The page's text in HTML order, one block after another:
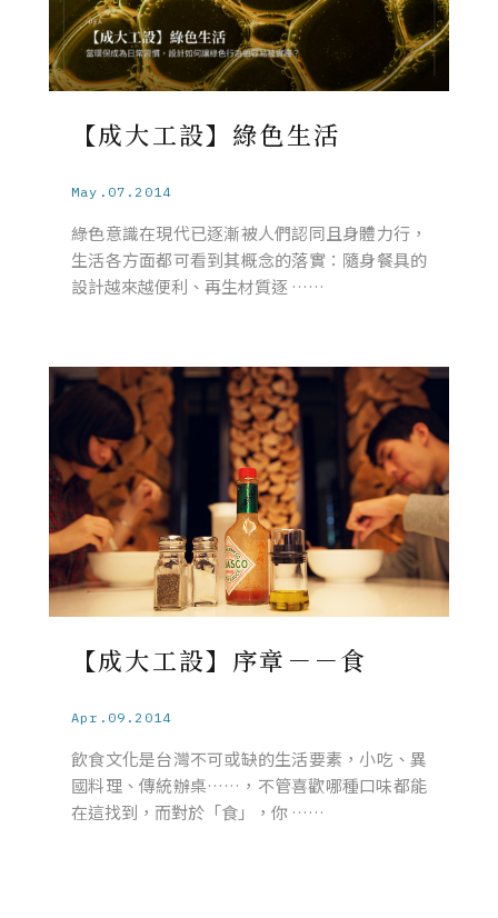
【成大工設】綠色生活
May.07.2014
綠色意識在現代已逐漸被人們認同且身體力行，
生活各方面都可看到其概念的落實：隨身餐具的
設計越來越便利、再生材質逐 ……
【成大工設】序章－－食
Apr.09.2014
飲食文化是台灣不可或缺的生活要素，小吃、異
國料理、傳統辦桌……，不管喜歡哪種口味都能
在這找到，而對於「食」，你 ……